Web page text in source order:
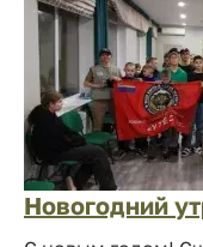
Новогодний